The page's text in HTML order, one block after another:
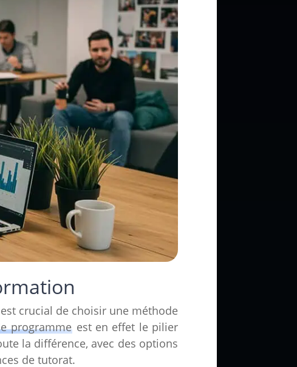
crucial de choisir une méthode
programme est en effet le pilier
la différence, avec des options
de tutorat.